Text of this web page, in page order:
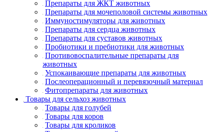
Препараты для ЖКТ животных
Препараты для мочеполовой системы животных
Иммуностимуляторы для животных
Препараты для сердца животных
Препараты для суставов животных
Пробиотики и пребиотики для животных
Противовоспалительные препараты для
животных
Успокаивающие препараты для животных
Послеоперационный и перевязочный материал
Фитопрепараты для животных
Товары для сельхоз животных
Товары для голубей
Товары для коров
Товары для кроликов